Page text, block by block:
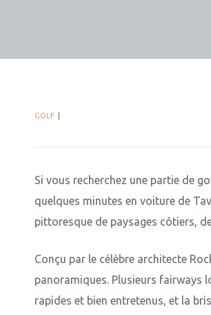
GOLF
Si vous recherchez une partie de
quelques minutes en voiture de
pittoresque de paysages côtiers,
Conçu par le célèbre architecte
panoramiques. Plusieurs fairways
rapides et bien entretenus, et la